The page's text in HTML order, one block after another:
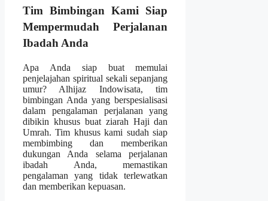
Tim Bimbingan Kami Siap
Mempermudah Perjalanan
Ibadah Anda
Apa Anda siap buat memulai
penjelajahan spiritual sekali sepanjang
umur? Alhijaz Indowisata, tim
bimbingan Anda yang berspesialisasi
dalam pengalaman perjalanan yang
dibikin khusus buat ziarah Haji dan
Umrah. Tim khusus kami sudah siap
membimbing dan memberikan
dukungan Anda selama perjalanan
ibadah Anda, memastikan
pengalaman yang tidak terlewatkan
dan memberikan kepuasan.